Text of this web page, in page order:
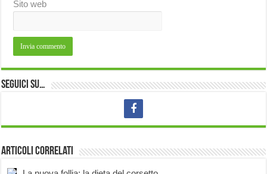
Sito web
Seguici su…
Articoli correlati